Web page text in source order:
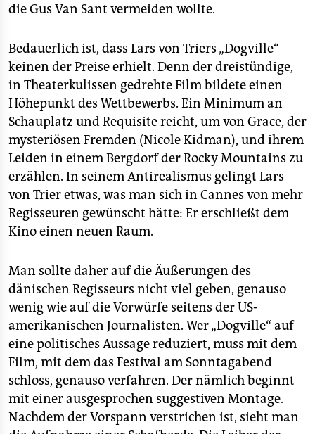
die Gus Van Sant vermeiden wollte.
Bedauerlich ist, dass Lars von Triers „Dogville“
keinen der Preise erhielt. Denn der dreistündige,
in Theaterkulissen gedrehte Film bildete einen
Höhepunkt des Wettbewerbs. Ein Minimum an
Schauplatz und Requisite reicht, um von Grace, der
mysteriösen Fremden (Nicole Kidman), und ihrem
Leiden in einem Bergdorf der Rocky Mountains zu
erzählen. In seinem Antirealismus gelingt Lars
von Trier etwas, was man sich in Cannes von mehr
Regisseuren gewünscht hätte: Er erschließt dem
Kino einen neuen Raum.
Man sollte daher auf die Äußerungen des
dänischen Regisseurs nicht viel geben, genauso
wenig wie auf die Vorwürfe seitens der US-
amerikanischen Journalisten. Wer „Dogville“ auf
eine politisches Aussage reduziert, muss mit dem
Film, mit dem das Festival am Sonntagabend
schloss, genauso verfahren. Der nämlich beginnt
mit einer ausgesprochen suggestiven Montage.
Nachdem der Vorspann verstrichen ist, sieht man